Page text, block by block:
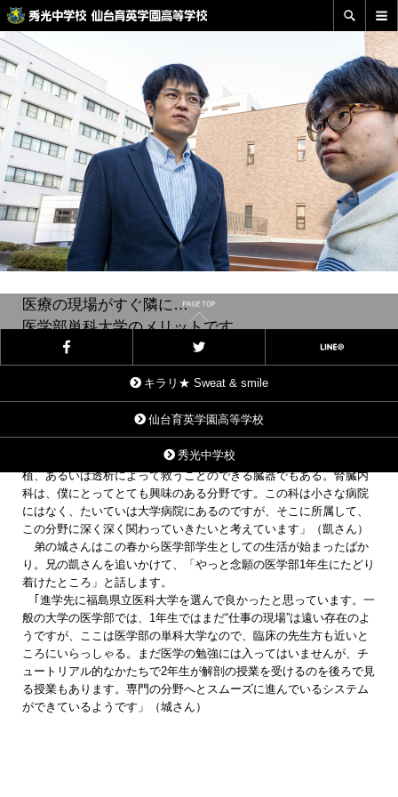
医療の現場がすぐ隣に…
医学部単科大学のメリットです
兄の凱さんは、いま、研修医としての日々の折り返し点を過ぎた
ところ。来年3月までの研修医期間が終わったら、腎臓内科の分野に
進もうと考えている。腎臓内科は西日本には比較的多くあるが、東
北では少ないのだという。
｢腎臓は全身に影響を与える臓器ですが、かなり特殊な臓器でもあ
ります。腎臓がダメになると移植か透析しかない。逆に言えば移
植、あるいは透析によって救うことのできる臓器でもある。腎臓内
科は、僕にとってとても興味のある分野です。この科は小さな病院
にはなく、たいていは大学病院にあるのですが、そこに所属して、
この分野に深く深く関わっていきたいと考えています」（凱さん）
弟の城さんはこの春から医学部学生としての生活が始まったばか
り。兄の凱さんを追いかけて、「やっと念願の医学部1年生にたどり
着けたところ」と話します。
｢進学先に福島県立医科大学を選んで良かったと思っています。一
般の大学の医学部では、1年生ではまだ“仕事の現場”は遠い存在のよ
うですが、ここは医学部の単科大学なので、臨床の先生方も近いと
ころにいらっしゃる。まだ医学の勉強には入ってはいませんが、チ
ュートリアル的なかたちで2年生が解剖の授業を受けるのを後ろで見
る授業もあります。専門の分野へとスムーズに進んでいるシステム
ができているようです」（城さん）
キラリ★ Sweat & smile
仙台育英学園高等学校
秀光中学校